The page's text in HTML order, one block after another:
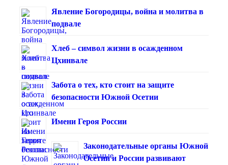
Явление Богородицы, война и молитва в
подвале
Хлеб – символ жизни в осажденном
Цхинвале
Забота о тех, кто стоит на защите
безопасности Южной Осетии
Имени Героя России
Законодательные органы Южной
Осетии и России развивают